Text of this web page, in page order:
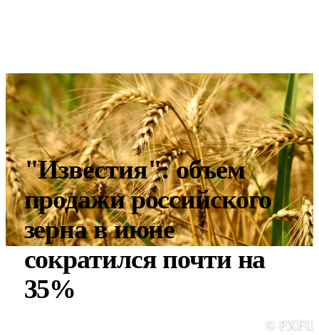
"Известия": объем
продажи российского
зерна в июне
сократился почти на
35%
©